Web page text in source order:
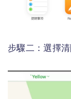
步驟二：選擇